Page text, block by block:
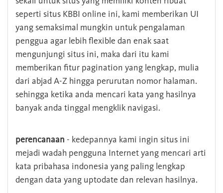
seperti situs KBBI online ini, kami memberikan UI
yang semaksimal mungkin untuk pengalaman
penggua agar lebih flexible dan enak saat
mengunjungi situs ini, maka dari itu kami
memberikan fitur pagination yang lengkap, mulia
dari abjad A-Z hingga perurutan nomor halaman.
sehingga ketika anda mencari kata yang hasilnya
banyak anda tinggal mengklik navigasi.
perencanaan - kedepannya kami ingin situs ini
mejadi wadah pengguna Internet yang mencari arti
kata pribahasa indonesia yang paling lengkap
dengan data yang uptodate dan relevan hasilnya.